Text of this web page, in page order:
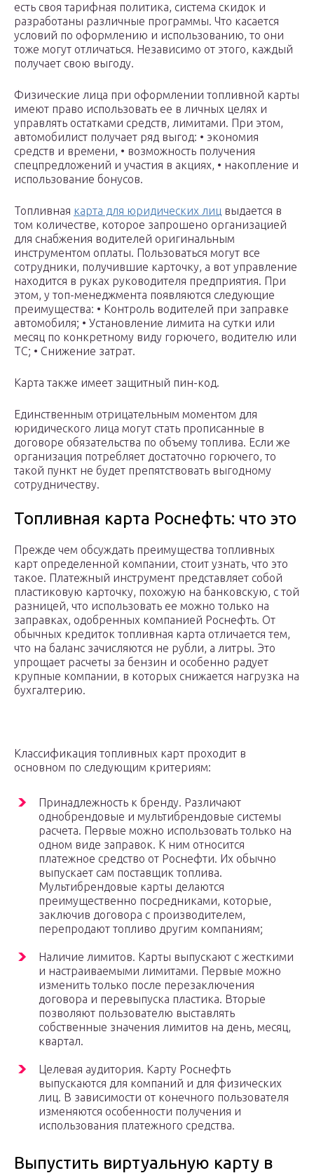
есть своя тарифная политика, система скидок и
разработаны различные программы. Что касается
условий по оформлению и использованию, то они
тоже могут отличаться. Независимо от этого, каждый
получает свою выгоду.
Физические лица при оформлении топливной карты
имеют право использовать ее в личных целях и
управлять остатками средств, лимитами. При этом,
автомобилист получает ряд выгод: • экономия
средств и времени, • возможность получения
спецпредложений и участия в акциях, • накопление и
использование бонусов.
Топливная карта для юридических лиц выдается в
том количестве, которое запрошено организацией
для снабжения водителей оригинальным
инструментом оплаты. Пользоваться могут все
сотрудники, получившие карточку, а вот управление
находится в руках руководителя предприятия. При
этом, у топ-менеджмента появляются следующие
преимущества: • Контроль водителей при заправке
автомобиля; • Установление лимита на сутки или
месяц по конкретному виду горючего, водителю или
ТС; • Снижение затрат.
Карта также имеет защитный пин-код.
Единственным отрицательным моментом для
юридического лица могут стать прописанные в
договоре обязательства по объему топлива. Если же
организация потребляет достаточно горючего, то
такой пункт не будет препятствовать выгодному
сотрудничеству.
Топливная карта Роснефть: что это
Прежде чем обсуждать преимущества топливных
карт определенной компании, стоит узнать, что это
такое. Платежный инструмент представляет собой
пластиковую карточку, похожую на банковскую, с той
разницей, что использовать ее можно только на
заправках, одобренных компанией Роснефть. От
обычных кредиток топливная карта отличается тем,
что на баланс зачисляются не рубли, а литры. Это
упрощает расчеты за бензин и особенно радует
крупные компании, в которых снижается нагрузка на
бухгалтерию.
Классификация топливных карт проходит в
основном по следующим критериям:
Принадлежность к бренду. Различают
однобрендовые и мультибрендовые системы
расчета. Первые можно использовать только на
одном виде заправок. К ним относится
платежное средство от Роснефти. Их обычно
выпускает сам поставщик топлива.
Мультибрендовые карты делаются
преимущественно посредниками, которые,
заключив договора с производителем,
перепродают топливо другим компаниям;
Наличие лимитов. Карты выпускают с жесткими
и настраиваемыми лимитами. Первые можно
изменить только после перезаключения
договора и перевыпуска пластика. Вторые
позволяют пользователю выставлять
собственные значения лимитов на день, месяц,
квартал.
Целевая аудитория. Карту Роснефть
выпускаются для компаний и для физических
лиц. В зависимости от конечного пользователя
изменяются особенности получения и
использования платежного средства.
Выпустить виртуальную карту в